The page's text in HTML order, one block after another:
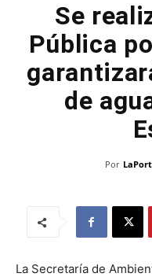
Se
Pública
de
Por
La Secretaría de